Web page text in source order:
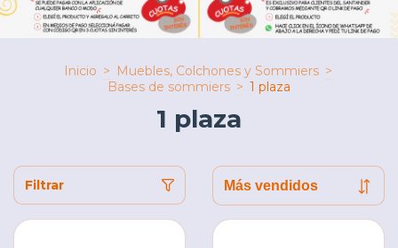
Inicio > Muebles, Colchones y Sommiers >
Bases de sommiers > 1 plaza
1 plaza
Filtrar